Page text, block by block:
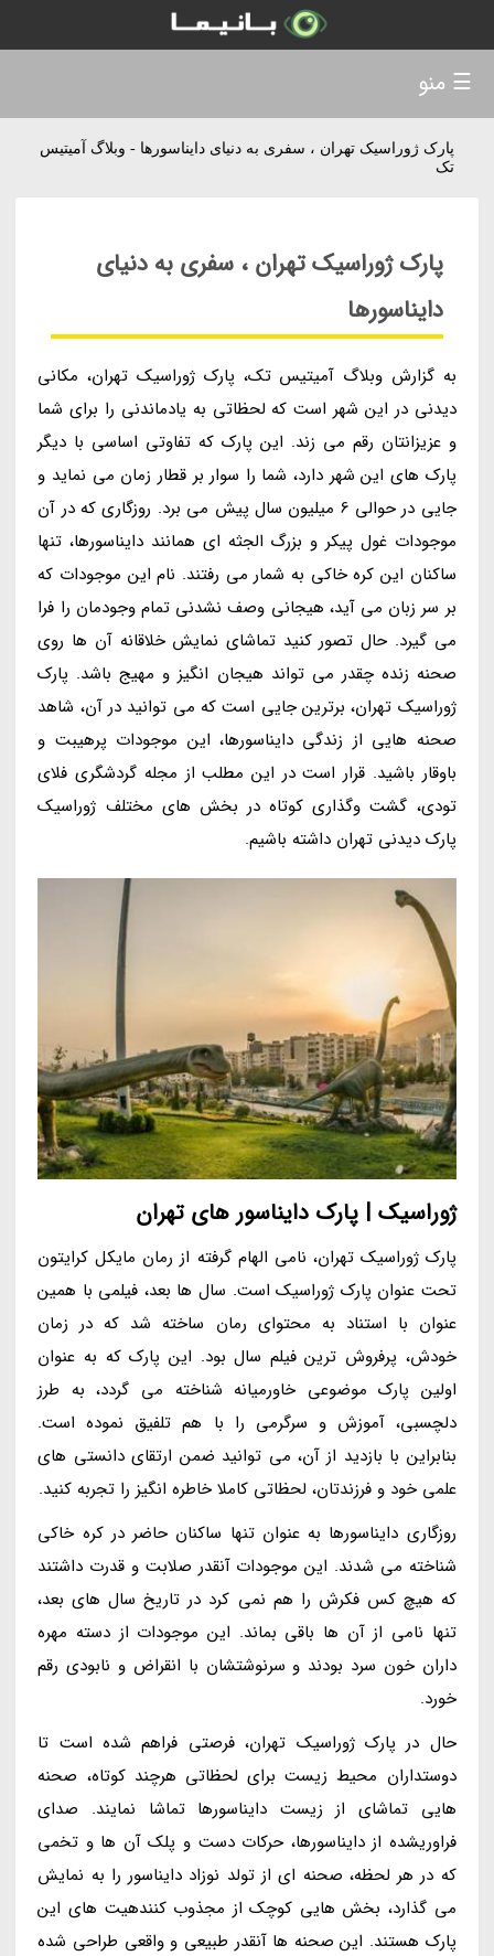
پارک ژوراسیک تهران ، سفری به دنیای دایناسورها - وبلاگ آمیتیس
تک
پارک ژوراسیک تهران ، سفری به دنیای
دایناسورها
به گزارش وبلاگ آمیتیس تک، پارک ژوراسیک تهران، مکانی
دیدنی در این شهر است که لحظاتی به یادماندنی را برای شما
و عزیزانتان رقم می زند. این پارک که تفاوتی اساسی با دیگر
پارک های این شهر دارد، شما را سوار بر قطار زمان می نماید و
جایی در حوالی 6 میلیون سال پیش می برد. روزگاری که در آن
موجودات غول پیکر و بزرگ الجثه ای همانند دایناسورها، تنها
ساکنان این کره خاکی به شمار می رفتند. نام این موجودات که
بر سر زبان می آید، هیجانی وصف نشدنی تمام وجودمان را فرا
می گیرد. حال تصور کنید تماشای نمایش خلاقانه آن ها روی
صحنه زنده چقدر می تواند هیجان انگیز و مهیج باشد. پارک
ژوراسیک تهران، برترین جایی است که می توانید در آن، شاهد
صحنه هایی از زندگی دایناسورها، این موجودات پرهیبت و
باوقار باشید. قرار است در این مطلب از مجله گردشگری فلای
تودی، گشت وگذاری کوتاه در بخش های مختلف ژوراسیک
پارک دیدنی تهران داشته باشیم.
ژوراسیک | پارک دایناسور های تهران
پارک ژوراسیک تهران، نامی الهام گرفته از رمان مایکل کرایتون
تحت عنوان پارک ژوراسیک است. سال ها بعد، فیلمی با همین
عنوان با استناد به محتوای رمان ساخته شد که در زمان
خودش، پرفروش ترین فیلم سال بود. این پارک که به عنوان
اولین پارک موضوعی خاورمیانه شناخته می گردد، به طرز
دلچسبی، آموزش و سرگرمی را با هم تلفیق نموده است.
بنابراین با بازدید از آن، می توانید ضمن ارتقای دانستی های
علمی خود و فرزندتان، لحظاتی کاملا خاطره انگیز را تجربه کنید.
روزگاری دایناسورها به عنوان تنها ساکنان حاضر در کره خاکی
شناخته می شدند. این موجودات آنقدر صلابت و قدرت داشتند
که هیچ کس فکرش را هم نمی کرد در تاریخ سال های بعد،
تنها نامی از آن ها باقی بماند. این موجودات از دسته مهره
داران خون سرد بودند و سرنوشتشان با انقراض و نابودی رقم
خورد.
حال در پارک ژوراسیک تهران، فرصتی فراهم شده است تا
دوستداران محیط زیست برای لحظاتی هرچند کوتاه، صحنه
هایی تماشای از زیست دایناسورها تماشا نمایند. صدای
فراوریشده از دایناسورها، حرکات دست و پلک آن ها و تخمی
که در هر لحظه، صحنه ای از تولد نوزاد دایناسور را به نمایش
می گذارد، بخش هایی کوچک از مجذوب کنندهیت های این
پارک هستند. این صحنه ها آنقدر طبیعی و واقعی طراحی شده
☰ منو